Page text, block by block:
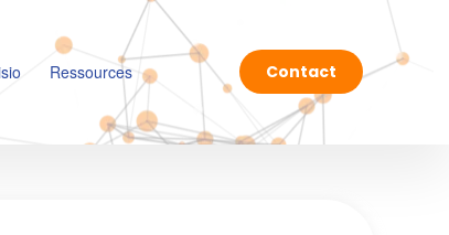
Ressources Contact